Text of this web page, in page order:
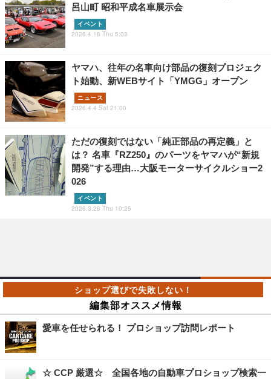
呂山町 昭和平成名車展示会
イベント
2026.4.16 Thu 5:03
ヤマハ、往年の名車向け部品の復刻プロジェク
ト始動、新WEBサイト「YMGG」オープン
ニュース
2026.4.4 Sat 21:00
ただの復刻ではない「純正部品の再定義」と
は？ 名車『RZ250』のパーツをヤマハが“新規
開発”する理由…大阪モーターサイクルショー2
026
イベント
2026.3.26 Thu 10:25
編集部オススメ情報
愛車を任せられる！ プロショップ訪問レポート
☆ CCP 厳選☆ 全国各地の自動車プロショップ検索一